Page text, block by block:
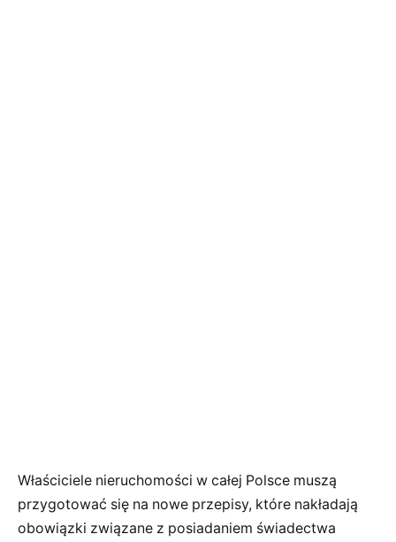
Właściciele nieruchomości w całej Polsce muszą
przygotować się na nowe przepisy, które nakładają
obowiązki związane z posiadaniem świadectwa